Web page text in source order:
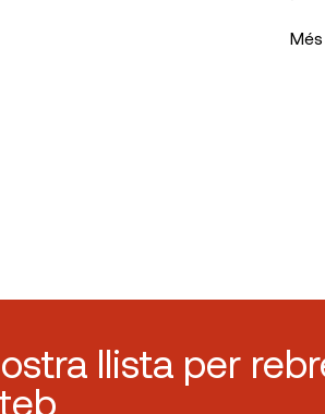
llista per